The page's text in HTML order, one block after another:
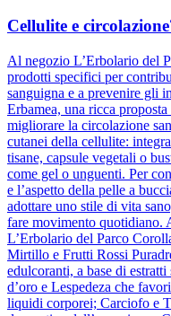
Cellulite e
Al negozio L’Erbolario del
prodotti specifici per
sanguigna e a prevenire gli
Erbamea, una ricca
migliorare la circolazione
cutanei della cellulite:
tisane, capsule vegetali o
come gel o unguenti. Per
e l’aspetto della pelle a
adottare uno stile di vita
fare movimento quotidiano.
L’Erbolario del Parco
Mirtillo e Frutti Rossi
edulcoranti, a base di
d’oro e Lespedeza che
liquidi corporei; Carciofo e